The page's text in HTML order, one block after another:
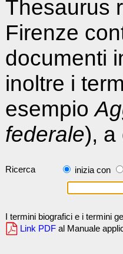
Thesaurus
Firenze
documenti
inoltre i
esempio
federale), a
Ricerca inizia con
I termini biografici e i termini
Link PDF al Manuale